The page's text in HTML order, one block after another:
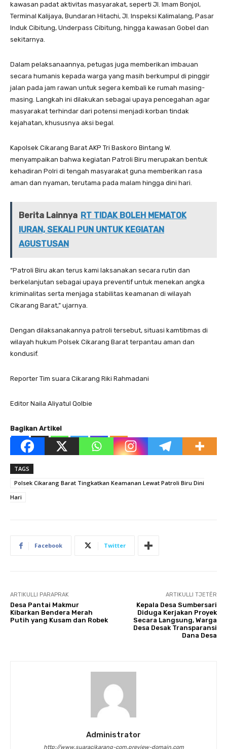
kawasan padat aktivitas masyarakat, seperti Jl. Imam Bonjol,
Terminal Kalijaya, Bundaran Hitachi, Jl. Inspeksi Kalimalang, Pasar
Induk Cibitung, Underpass Cibitung, hingga kawasan Gobel dan
sekitarnya.
Dalam pelaksanaannya, petugas juga memberikan imbauan
secara humanis kepada warga yang masih berkumpul di pinggir
jalan pada jam rawan untuk segera kembali ke rumah masing-
masing. Langkah ini dilakukan sebagai upaya pencegahan agar
masyarakat terhindar dari potensi menjadi korban tindak
kejahatan, khususnya aksi begal.
Kapolsek Cikarang Barat AKP Tri Baskoro Bintang W.
menyampaikan bahwa kegiatan Patroli Biru merupakan bentuk
kehadiran Polri di tengah masyarakat guna memberikan rasa
aman dan nyaman, terutama pada malam hingga dini hari.
Berita Lainnya RT TIDAK BOLEH MEMATOK
IURAN, SEKALI PUN UNTUK KEGIATAN
AGUSTUSAN
“Patroli Biru akan terus kami laksanakan secara rutin dan
berkelanjutan sebagai upaya preventif untuk menekan angka
kriminalitas serta menjaga stabilitas keamanan di wilayah
Cikarang Barat,” ujarnya.
Dengan dilaksanakannya patroli tersebut, situasi kamtibmas di
wilayah hukum Polsek Cikarang Barat terpantau aman dan
kondusif.
Reporter Tim suara Cikarang Riki Rahmadani
Editor Naila Aliyatul Qolbie
Bagikan Artikel
TAGS
Polsek Cikarang Barat Tingkatkan Keamanan Lewat Patroli Biru Dini
Hari
Facebook Twitter
ARTIKULLI PARAPRAK
Desa Pantai Makmur
Kibarkan Bendera Merah
Putih yang Kusam dan Robek
ARTIKULLI TJETËR
Kepala Desa Sumbersari
Diduga Kerjakan Proyek
Secara Langsung, Warga
Desa Desak Transparansi
Dana Desa
Administrator
http://www.suaracikarang-com.preview-domain.com